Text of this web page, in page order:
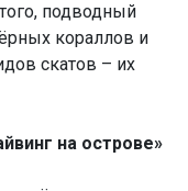
подводный
кораллов и
скатов – их
на острове»